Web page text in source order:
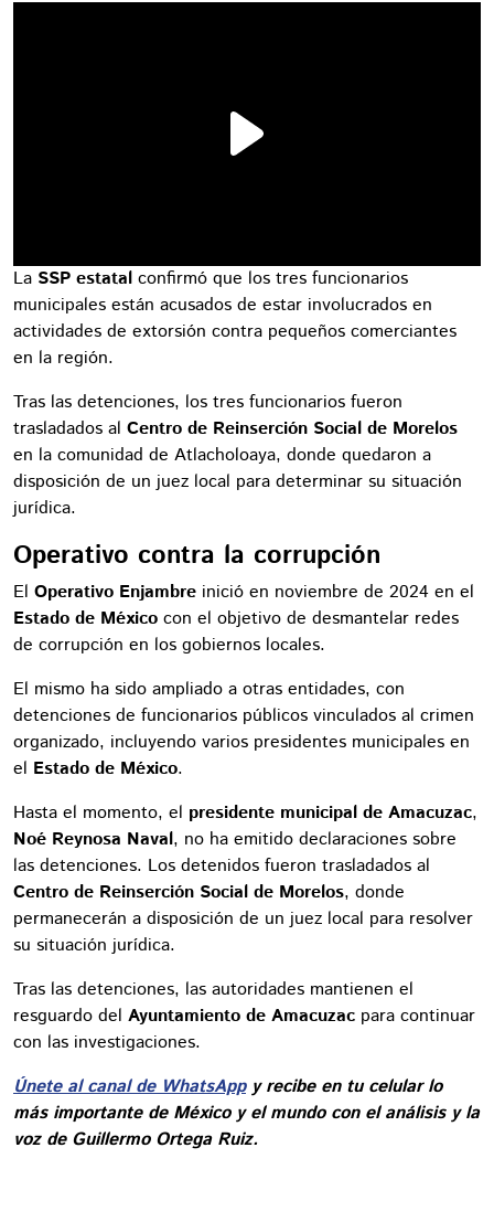
La SSP estatal confirmó que los tres funcionarios
municipales están acusados de estar involucrados en
actividades de extorsión contra pequeños comerciantes
en la región.
Tras las detenciones, los tres funcionarios fueron
trasladados al Centro de Reinserción Social de Morelos
en la comunidad de Atlacholoaya, donde quedaron a
disposición de un juez local para determinar su situación
jurídica.
Operativo contra la corrupción
El Operativo Enjambre inició en noviembre de 2024 en el
Estado de México con el objetivo de desmantelar redes
de corrupción en los gobiernos locales.
El mismo ha sido ampliado a otras entidades, con
detenciones de funcionarios públicos vinculados al crimen
organizado, incluyendo varios presidentes municipales en
el Estado de México.
Hasta el momento, el presidente municipal de Amacuzac,
Noé Reynosa Naval, no ha emitido declaraciones sobre
las detenciones. Los detenidos fueron trasladados al
Centro de Reinserción Social de Morelos, donde
permanecerán a disposición de un juez local para resolver
su situación jurídica.
Tras las detenciones, las autoridades mantienen el
resguardo del Ayuntamiento de Amacuzac para continuar
con las investigaciones.
Únete al canal de WhatsAppy recibe en tu celular lo
más importante de México y el mundo con el análisis y la
voz de Guillermo Ortega Ruiz.